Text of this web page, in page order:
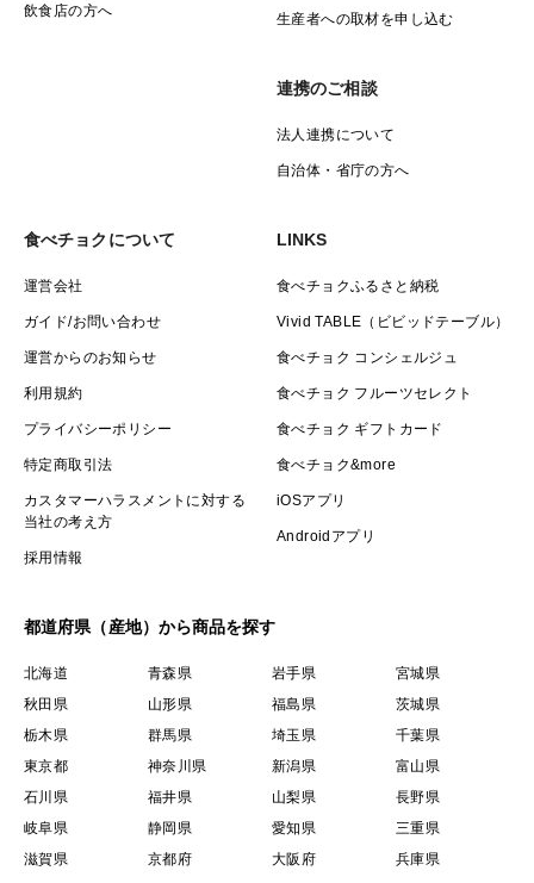
飲食店の方へ 生産者への取材を申し込む
連携のご相談
法人連携について
自治体・省庁の方へ
食べチョクについて
運営会社
ガイド/お問い合わせ
運営からのお知らせ
利用規約
プライバシーポリシー
特定商取引法
カスタマーハラスメントに対する
当社の考え方
採用情報
LINKS
食べチョクふるさと納税
Vivid TABLE（ビビッドテーブル）
食べチョク コンシェルジュ
食べチョク フルーツセレクト
食べチョク ギフトカード
食べチョク&more
iOSアプリ
Androidアプリ
都道府県（産地）から商品を探す
北海道 青森県 岩手県
宮城県
秋田県
山形県 福島県
茨城県
栃木県
群馬県 埼玉県
千葉県
東京都
神奈川県 新潟県
富山県
石川県
福井県 山梨県
長野県
岐阜県
静岡県 愛知県
三重県
滋賀県
京都府 大阪府
兵庫県